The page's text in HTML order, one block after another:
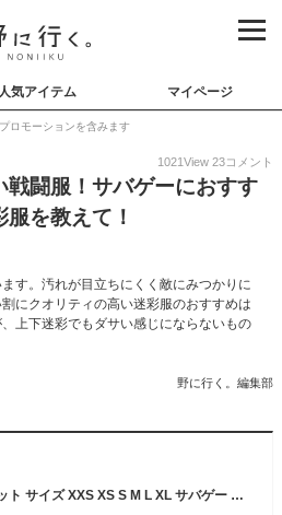
人気アイテム マイページ
ロモーションを含みます
1021View 23コメント
戦闘服！サバゲーにおすす
を教えて！
す。汚れが目立ちにくく敵にみつかりに
にクオリティの高い迷彩服のおすすめは
上下迷彩でもダサい感じにならないもの
野に行く。編集部
BDU 迷彩服 A-TACS 上下セット サイズ XXS XS S M L XL サバゲー 装備 サバイバルゲーム ミリタリー 服 ジャケット メンズ レディース 大きいサイズ カモフラ カモフラージュ 迷彩 初心者 送料無料